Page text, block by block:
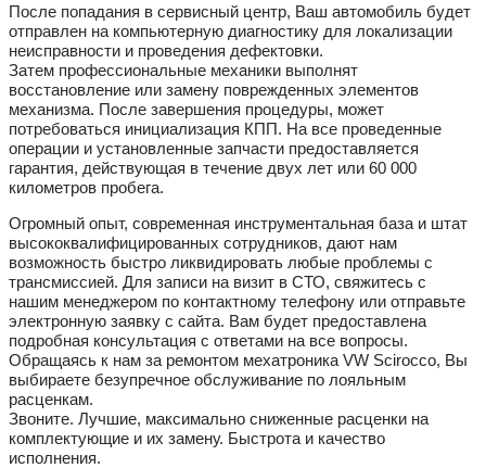
После попадания в сервисный центр, Ваш автомобиль будет
отправлен на компьютерную диагностику для локализации
неисправности и проведения дефектовки.
Затем профессиональные механики выполнят
восстановление или замену поврежденных элементов
механизма. После завершения процедуры, может
потребоваться инициализация КПП. На все проведенные
операции и установленные запчасти предоставляется
гарантия, действующая в течение двух лет или 60 000
километров пробега.
Огромный опыт, современная инструментальная база и штат
высококвалифицированных сотрудников, дают нам
возможность быстро ликвидировать любые проблемы с
трансмиссией. Для записи на визит в СТО, свяжитесь с
нашим менеджером по контактному телефону или отправьте
электронную заявку с сайта. Вам будет предоставлена
подробная консультация с ответами на все вопросы.
Обращаясь к нам за ремонтом мехатроника VW Scirocco, Вы
выбираете безупречное обслуживание по лояльным
расценкам.
Звоните. Лучшие, максимально сниженные расценки на
комплектующие и их замену. Быстрота и качество
исполнения.